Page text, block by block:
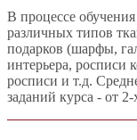
В процессе
различных типов
подарков (шарфы,
интерьера, росписи
росписи и т.д.
заданий курса - от